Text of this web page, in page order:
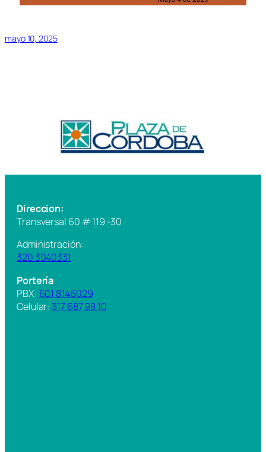
mayo 10, 2025
Direccion:
Transversal 60 # 119 -30
Administración:
320 3040331
Portería:
PBX: 601 8146029
Celular: 317 687 98 10